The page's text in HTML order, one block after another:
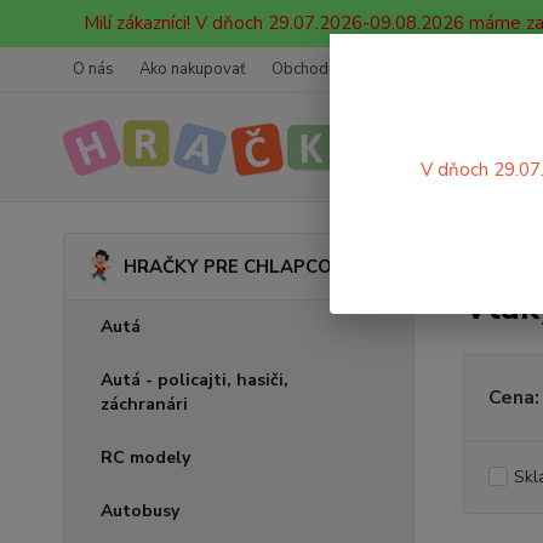
Milí zákazníci! V dňoch 29.07.2026-09.08.2026 máme
O nás Ako nakupovať Obchodné podmienky
HRAČKY PRE CHLAPCOV
Autá
Autá - policajti, hasiči,
záchranári
RC modely
Autobusy
Cena:
V dňoch